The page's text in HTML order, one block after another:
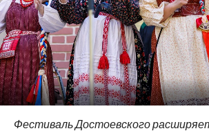
Фестиваль Достоевского